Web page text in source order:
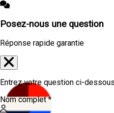
Posez-nous une question
Réponse rapide garantie
Entrez votre question ci-
Nom complet *